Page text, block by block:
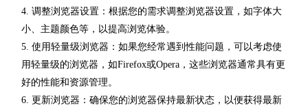
4. 调整浏览器设置：根据您的需求调整浏览器设置，如字体大
小、主题颜色等，以提高浏览体验。
5. 使用轻量级浏览器：如果您经常遇到性能问题，可以考虑使
用轻量级的浏览器，如Firefox或Opera，这些浏览器通常具有更
好的性能和资源管理。
6. 更新浏览器：确保您的浏览器保持最新状态，以便获得最新